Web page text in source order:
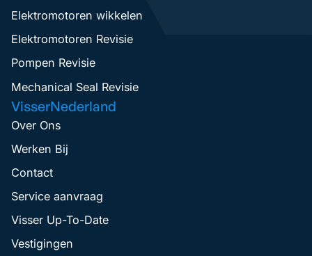
Elektromotoren wikkelen
Elektromotoren Revisie
Pompen Revisie
Mechanical Seal Revisie
VisserNederland
Over Ons
Werken Bij
Contact
Service aanvraag
Visser Up-To-Date
Vestigingen